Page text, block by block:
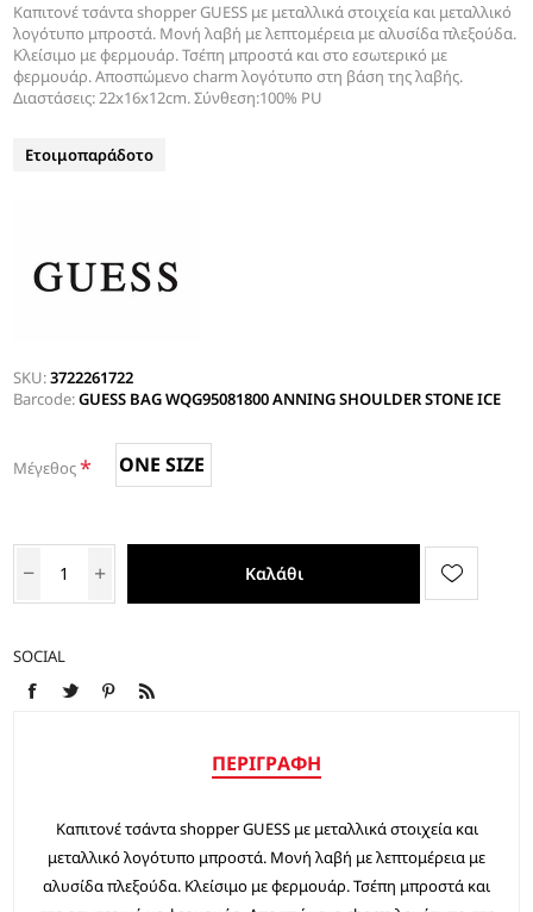
Καπιτονέ τσάντα shopper GUESS με μεταλλικά στοιχεία και μεταλλικό
λογότυπο μπροστά. Μονή λαβή με λεπτομέρεια με αλυσίδα πλεξούδα.
Κλείσιμο με φερμουάρ. Τσέπη μπροστά και στο εσωτερικό με
φερμουάρ. Αποσπώμενο charm λογότυπο στη βάση της λαβής.
Διαστάσεις: 22x16x12cm. Σύνθεση:100% PU
Ετοιμοπαράδοτο
SKU:3722261722
Barcode:GUESS BAG WQG95081800 ANNING SHOULDER STONE ICE
Μέγεθος* ONE SIZE
Καλάθι
SOCIAL
ΠΕΡΙΓΡΑΦΉ
Καπιτονέ τσάντα shopper GUESS με μεταλλικά στοιχεία και
μεταλλικό λογότυπο μπροστά. Μονή λαβή με λεπτομέρεια με
αλυσίδα πλεξούδα. Κλείσιμο με φερμουάρ. Τσέπη μπροστά και